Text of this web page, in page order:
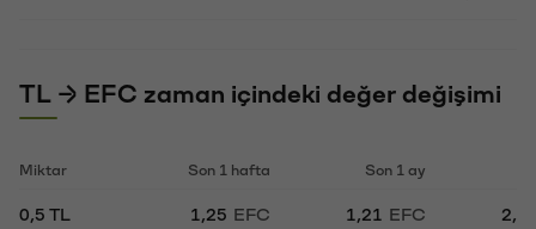
TL → EFC zaman içindeki değer değişimi
Miktar Son 1 hafta Son 1 ay
0,5 TL 1,25 EFC 1,21 EFC